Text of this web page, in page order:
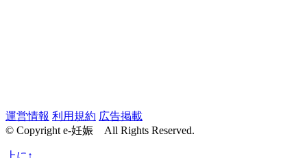
運営情報 利用規約 広告掲載
© Copyright e-妊娠 All Rights Reserved.